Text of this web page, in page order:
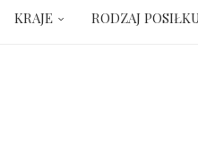
KRAJE RODZAJ